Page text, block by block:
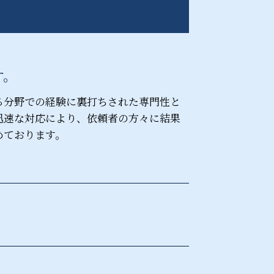
野での経験に裏打ちされた専門性と
な対応により、依頼者の方々に結果
おります。